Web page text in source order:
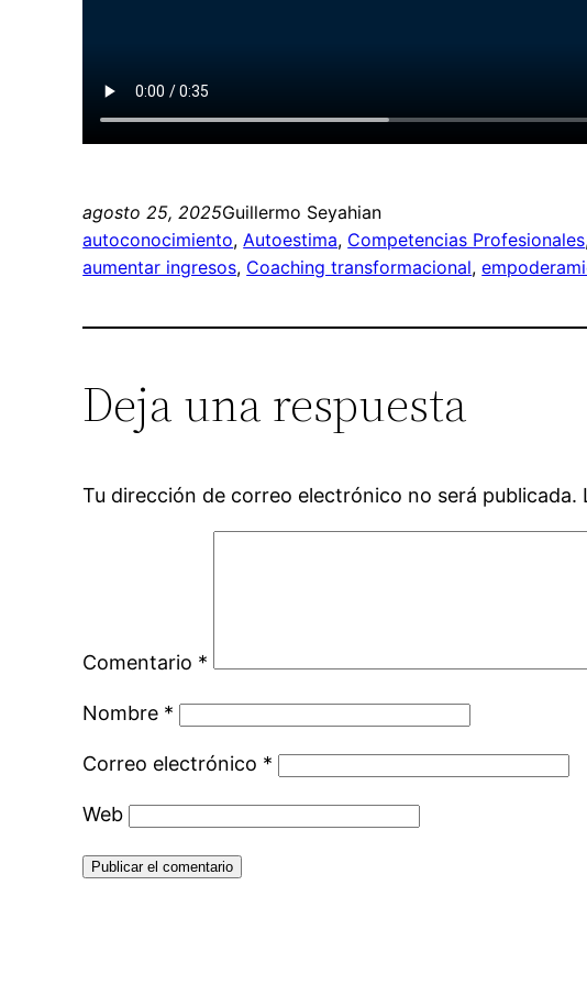
agosto 25, 2025Guillermo Seyahian
autoconocimiento, Autoestima, Competencias Profesionales
aumentar ingresos, Coaching transformacional,
Deja una respuesta
Tu dirección de correo electrónico no será publicada.
Comentario *
Nombre *
Correo electrónico *
Web